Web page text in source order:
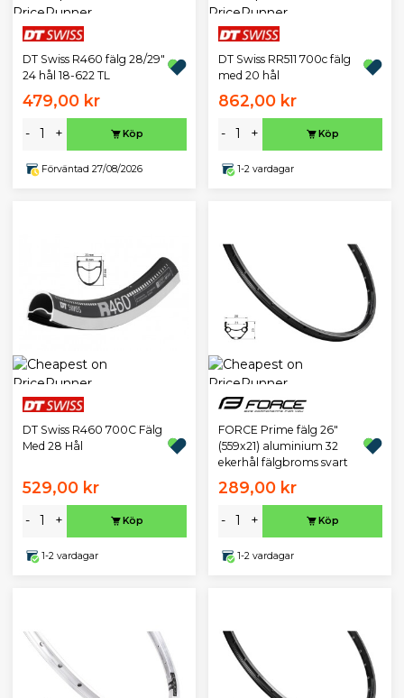
DT Swiss R460 fälg 28/29"
24 hål 18-622 TL
479,00 kr
- + Köp
Förväntad 27/08/2026
DT Swiss RR511 700c fälg
med 20 hål
862,00 kr
- + Köp
1-2 vardagar
DT Swiss R460 700C Fälg
Med 28 Hål
529,00 kr
- + Köp
1-2 vardagar
FORCE Prime fälg 26"
(559x21) aluminium 32
ekerhål fälgbroms svart
289,00 kr
- + Köp
1-2 vardagar